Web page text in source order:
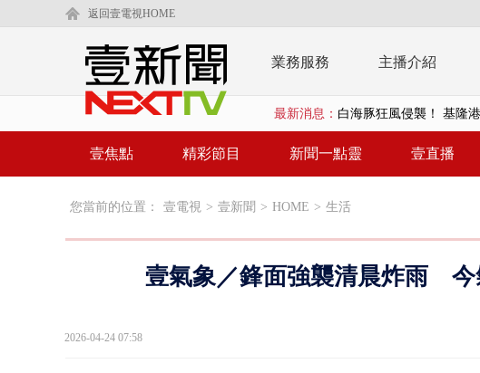
返回壹電視HOME
業務服務 主播介紹
最新消息： 白海豚狂風侵襲！ 基隆
慈濟遭詐10億！ 綠要藍
壹焦點 精彩節目 新聞一點靈 壹直播
您當前的位置： 壹電視 > 壹新聞 > HOME > 生活
壹氣象／鋒面強襲清晨炸雨 今
2026-04-24 07:58